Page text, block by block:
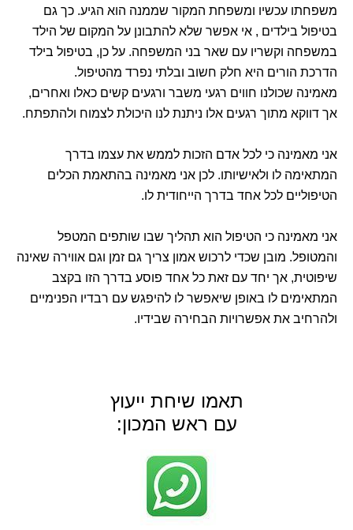
משפחתו עכשיו ומשפחת המקור שממנה הוא הגיע. כך גם
בטיפול בילדים , אי אפשר שלא להתבונן על המקום של הילד
במשפחה וקשריו עם שאר בני המשפחה. על כן, בטיפול בילד
הדרכת הורים היא חלק חשוב ובלתי נפרד מהטיפול.
מאמינה שכולנו חווים רגעי משבר ורגעים קשים כאלו ואחרים,
אך דווקא מתוך רגעים אלו ניתנת לנו היכולת לצמוח ולהתפתח.
אני מאמינה כי לכל אדם הזכות לממש את עצמו בדרך
המתאימה לו ולאישיותו. לכן אני מאמינה בהתאמת הכלים
הטיפוליים לכל אחד בדרך הייחודית לו.
אני מאמינה כי הטיפול הוא תהליך שבו שותפים המטפל
והמטופל. מובן שכדי לרכוש אמון צריך גם זמן וגם אווירה שאינה
שיפוטית, אך יחד עם זאת כל אחד פוסע בדרך הזו בקצב
המתאימים לו באופן שיאפשר לו להיפגש עם רבדיו הפנימיים
ולהרחיב את אפשרויות הבחירה שבידיו.
תאמו שיחת ייעוץ
עם ראש המכון: